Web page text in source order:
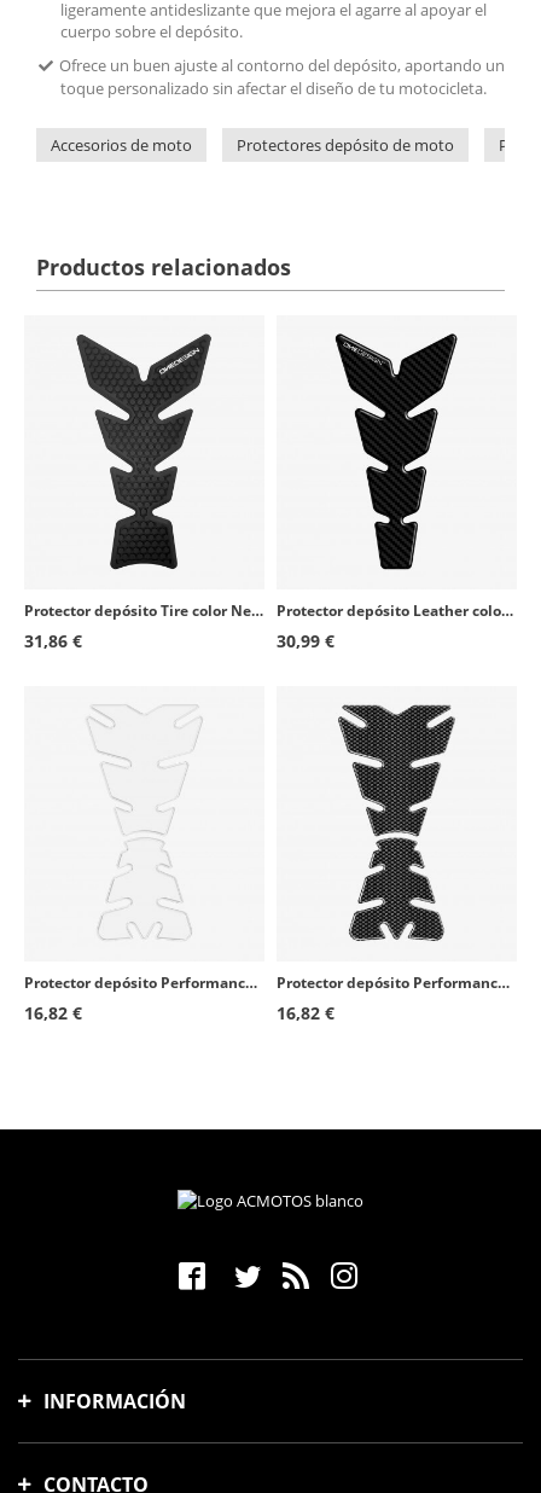
ligeramente antideslizante que mejora el agarre al apoyar el
cuerpo sobre el depósito.
Ofrece un buen ajuste al contorno del depósito, aportando un
toque personalizado sin afectar el diseño de tu motocicleta.
Accesorios de moto Protectores depósito de moto
Productos relacionados
Protector depósito Tire color Negro de Puig 9939N
31,86 €
Protector depósito Leather color Carbono de Puig 9304C
30,99 €
Protector depósito Performance 2 color Transparente de Puig 5876W
16,82 €
Protector depósito Performance 2 color Carbono de Puig 5876C
16,82 €
INFORMACIÓN
Formas de pago
CONTACTO